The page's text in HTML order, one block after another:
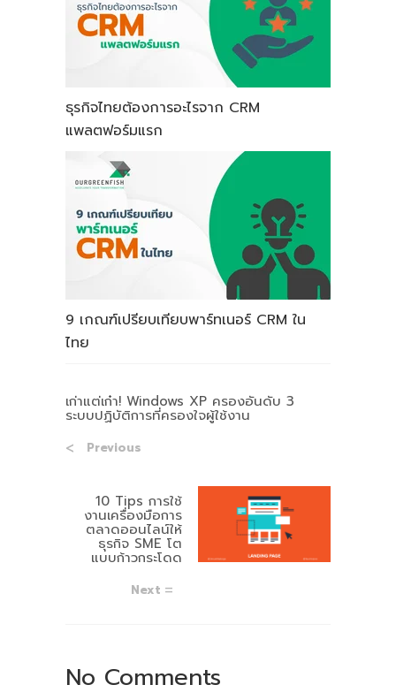
ธุรกิจไทยต้องการอะไรจาก CRM
แพลตฟอร์มแรก
9 เกณฑ์เปรียบเทียบพาร์ทเนอร์ CRM ใน
ไทย
เก่าแต่เก๋า! Windows XP ครองอันดับ 3
ระบบปฏิบัติการที่ครองใจผู้ใช้งาน
Previous
10 Tips การใช้
งานเครื่องมือการ
ตลาดออนไลน์ให้
ธุรกิจ SME โต
แบบก้าวกระโดด
Next
No Comments